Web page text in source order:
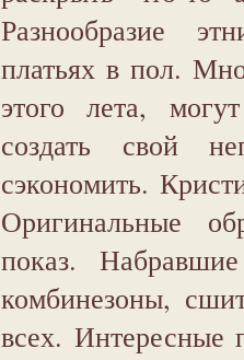
Разнообразие
платьях в пол.
этого лета,
создать свой
сэкономить.
Оригинальные
показ.
комбинезоны,
всех. Интересные